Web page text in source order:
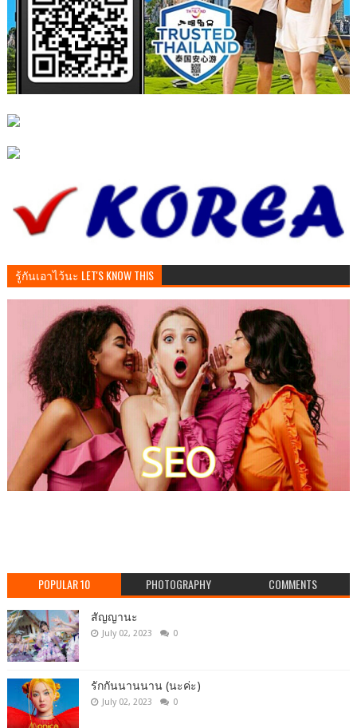
รู้กันเอาไว้นะ LET'S KNOW THIS
POPULAR 10 PHOTOGRAPHY COMMENTS
สัญญานะ
July 02, 2023 0
รักกันนานนาน (นะค่ะ)
July 02, 2023 0